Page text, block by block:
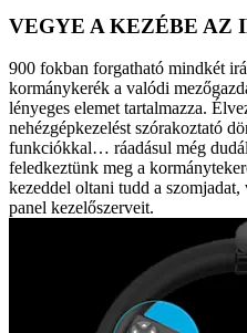
VEGYE A KEZÉBE AZ
900 fokban forgatható mindkét
kormánykerék a valódi
lényeges elemet tartalmazza.
nehézgépkezelést szórakoztató
funkciókkal… ráadásul még
feledkeztünk meg a
kezeddel oltani tudd a
panel kezelőszerveit.